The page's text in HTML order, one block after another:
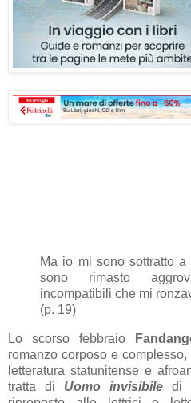
Ma io mi sono sottratto a
sono rimasto
incompatibili che mi
(p. 19)
Lo scorso febbraio
romanzo corposo e
letteratura statunitense e
tratta di Uomo invisibile di